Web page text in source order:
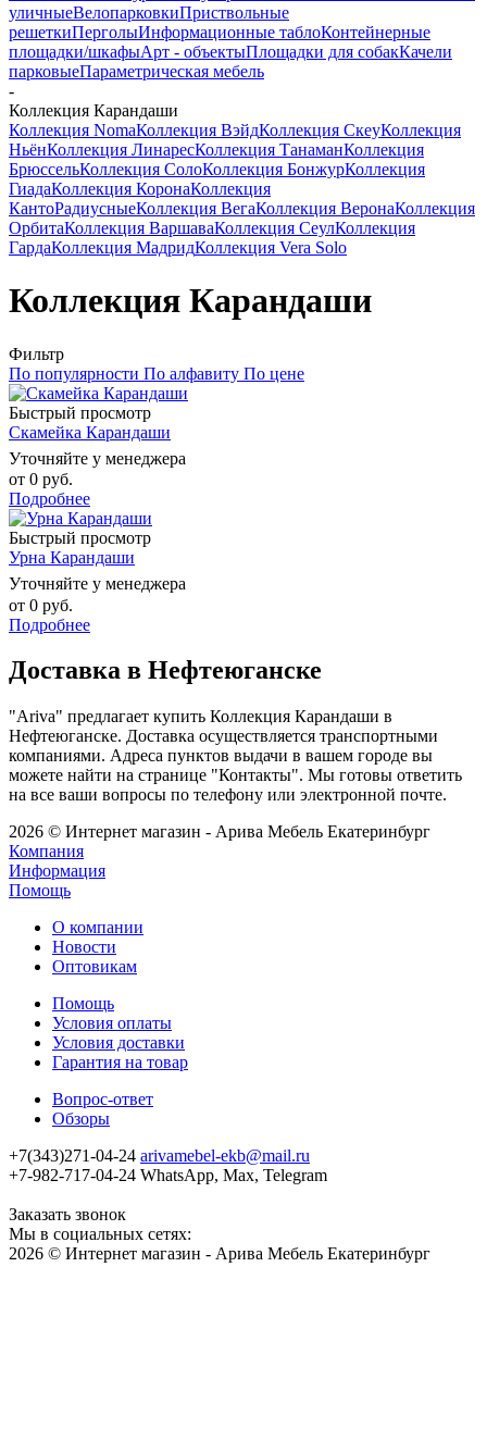
уличныеВелопарковкиПриствольные
решеткиПерголыИнформационные таблоКонтейнерные
площадки/шкафыАрт - объектыПлощадки для собакКачели
парковыеПараметрическая мебель
-
Коллекция Карандаши
Коллекция NomaКоллекция ВэйдКоллекция СкеуКоллекция
НьёнКоллекция ЛинаресКоллекция ТанаманКоллекция
БрюссельКоллекция СолоКоллекция БонжурКоллекция
ГиадаКоллекция КоронаКоллекция
КантоРадиусныеКоллекция ВегаКоллекция ВеронаКоллекция
ОрбитаКоллекция ВаршаваКоллекция СеулКоллекция
ГардаКоллекция МадридКоллекция Vera Solo
Коллекция Карандаши
Фильтр
По популярности По алфавиту По цене
Быстрый просмотр
Скамейка Карандаши
Уточняйте у менеджера
от 0 руб.
Подробнее
Быстрый просмотр
Урна Карандаши
Уточняйте у менеджера
от 0 руб.
Подробнее
Доставка в Нефтеюганске
"Ariva" предлагает купить Коллекция Карандаши в
Нефтеюганске. Доставка осуществляется транспортными
компаниями. Адреса пунктов выдачи в вашем городе вы
можете найти на странице "Контакты". Мы готовы ответить
на все ваши вопросы по телефону или электронной почте.
2026 © Интернет магазин - Арива Мебель Екатеринбург
Компания
Информация
Помощь
О компании
Новости
Оптовикам
Помощь
Условия оплаты
Условия доставки
Гарантия на товар
Вопрос-ответ
Обзоры
+7(343)271-04-24 arivamebel-ekb@mail.ru
+7-982-717-04-24 WhatsApp, Max, Telegram
Заказать звонок
Мы в социальных сетях:
2026 © Интернет магазин - Арива Мебель Екатеринбург